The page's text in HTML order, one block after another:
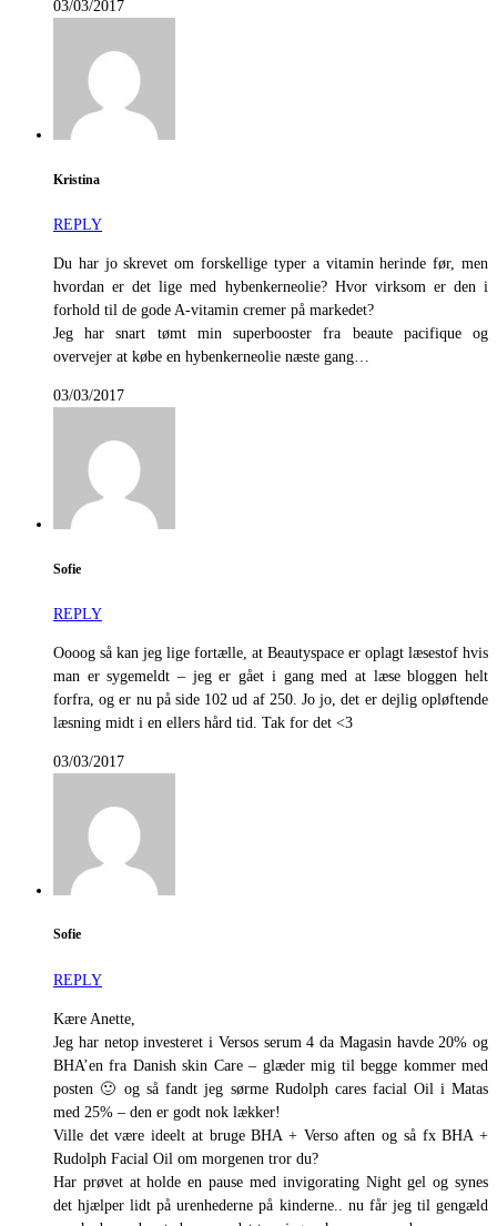
03/03/2017
Kristina
REPLY
Du har jo skrevet om forskellige typer a vitamin herinde før, men
hvordan er det lige med hybenkerneolie? Hvor virksom er den i
forhold til de gode A-vitamin cremer på markedet?
Jeg har snart tømt min superbooster fra beaute pacifique og
overvejer at købe en hybenkerneolie næste gang…
03/03/2017
Sofie
REPLY
Oooog så kan jeg lige fortælle, at Beautyspace er oplagt læsestof hvis
man er sygemeldt – jeg er gået i gang med at læse bloggen helt
forfra, og er nu på side 102 ud af 250. Jo jo, det er dejlig opløftende
læsning midt i en ellers hård tid. Tak for det <3
03/03/2017
Sofie
REPLY
Kære Anette,
Jeg har netop investeret i Versos serum 4 da Magasin havde 20% og
BHA’en fra Danish skin Care – glæder mig til begge kommer med
posten 🙂 og så fandt jeg sørme Rudolph cares facial Oil i Matas
med 25% – den er godt nok lækker!
Ville det være ideelt at bruge BHA + Verso aften og så fx BHA +
Rudolph Facial Oil om morgenen tror du?
Har prøvet at holde en pause med invigorating Night gel og synes
det hjælper lidt på urenhederne på kinderne.. nu får jeg til gengæld